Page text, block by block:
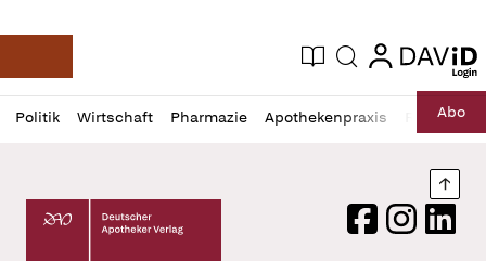
Deutsche Apotheker Zeitung
Aktuelle Ausgabe
Suche login
login
Politik Wirtschaft Pharmazie Apothekenpraxis RechtAbo
Profil
öffnen
Daz
Pur
Deutscher Apotheker Verlag Logo
FacebookInstagram